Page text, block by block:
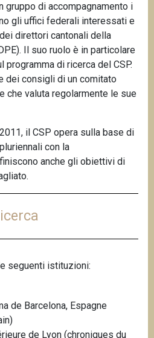
gruppo di accompagnamento i
gli uffici federali interessati e
direttori cantonali della
Il suo ruolo è in particolare
di ricerca del CSP.
dei consigli di un comitato
che valuta regolarmente le sue
il CSP opera sulla base di
con la
anche gli obiettivi di
seguenti istituzioni:
de Barcelona, Espagne
de Lyon (chroniques du